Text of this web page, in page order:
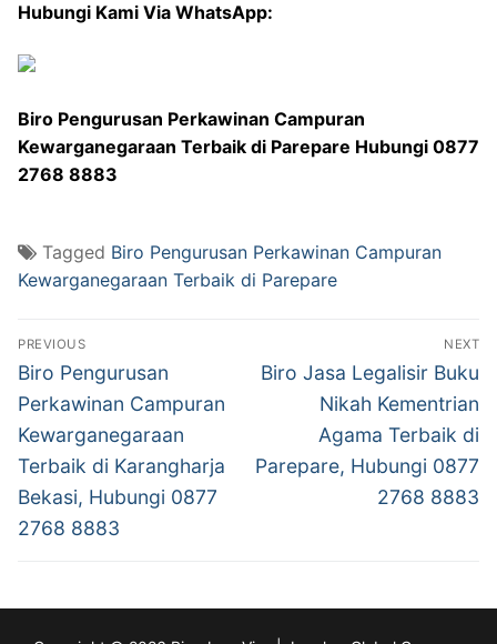
Hubungi Kami Via WhatsApp:
Biro Pengurusan Perkawinan Campuran
Kewarganegaraan Terbaik di Parepare Hubungi 0877
2768 8883
Tagged Biro Pengurusan Perkawinan Campuran
Kewarganegaraan Terbaik di Parepare
Post
navigation
PREVIOUS
Previous
post:
Biro Pengurusan
Perkawinan Campuran
Kewarganegaraan
Terbaik di Karangharja
Bekasi, Hubungi 0877
2768 8883
NEXT
Next
Biro Jasa Legalisir Buku
Nikah Kementrian
Agama Terbaik di
Parepare, Hubungi 0877
2768 8883